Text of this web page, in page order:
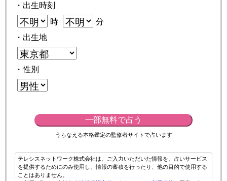
・出生時刻
時
分
・出生地
・性別
一部無料で占う
うらなえる本格鑑定の監修者サイトで占います
テレシスネットワーク株式会社は、ご入力いただいた情報を、占いサービス
を提供するためにのみ使用し、情報の蓄積を行ったり、他の目的で使用する
ことはありません。